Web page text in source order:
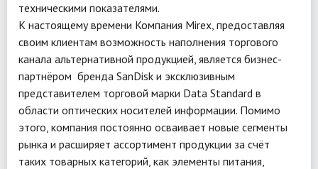
техническими показателями.
К настоящему времени Компания Mirex, предоставляя
своим клиентам возможность наполнения торгового
канала альтернативной продукцией, является бизнес-
партнёром бренда SanDisk и эксклюзивным
представителем торговой марки Data Standard в
области оптических носителей информации. Помимо
этого, компания постоянно осваивает новые сегменты
рынка и расширяет ассортимент продукции за счёт
таких товарных категорий, как элементы питания,